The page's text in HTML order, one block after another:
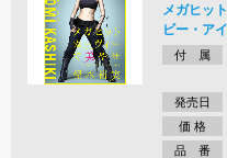
メガヒッ
ビー・ア
付 属
発売日
価 格
品 番